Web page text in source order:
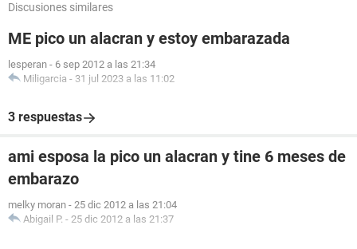
Discusiones similares
ME pico un alacran y estoy embarazada
lesperan - 6 sep 2012 a las 21:34
Miligarcia - 31 jul 2023 a las 11:02
3 respuestas
ami esposa la pico un alacran y tine 6 meses de
embarazo
melky moran - 25 dic 2012 a las 21:04
Abigail P. - 25 dic 2012 a las 21:37